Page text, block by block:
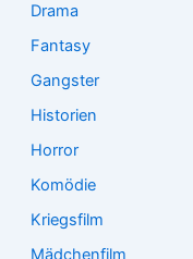
Drama
Fantasy
Gangster
Historien
Horror
Komödie
Kriegsfilm
Mädchenfilm